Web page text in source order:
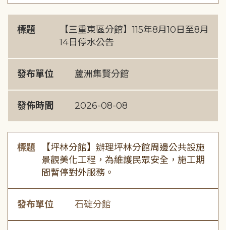
標題
【三重東區分館】115年8月10日至8月
14日停水公告
發布單位 蘆洲集賢分館
發佈時間 2026-08-08
標題
【坪林分館】辦理坪林分館周邊公共設施
景觀美化工程，為維護民眾安全，施工期
間暫停對外服務。
發布單位 石碇分館